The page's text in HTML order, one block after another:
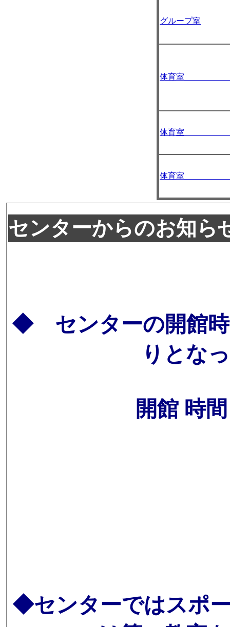
グループ室
体育室
体育室
体育室
センターからのお知ら
◆ センターの開館時
りとな
開館 時
◆センターではスポ